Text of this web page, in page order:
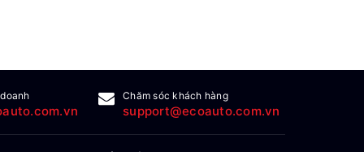
Chăm sóc khách hàng
support@ecoauto.com.vn